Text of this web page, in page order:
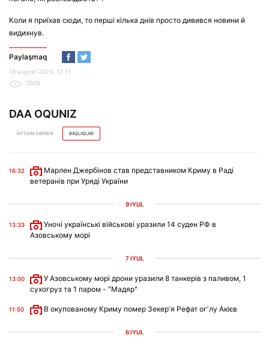
Коли я приїхав сюди, то перші кілька днів просто дивився новини й
видихнув.
Paylaşmaq
19 avgust 2024, 12:11
3526
DAA OQUNIZ
FOTORESIMDEN BAŞLIQLAR
16:32
Марлен Джербінов став представником Криму в Раді
ветеранів при Уряді України
9 IYÜL
13:33
Уночі українські військові уразили 14 суден РФ в
Азовському морі
7 IYÜL
13:00
У Азовському морі дрони уразили 8 танкерів з паливом, 1
сухогруз та 1 паром - "Мадяр"
11:50 В окупованому Криму помер Зекерʼя Рефат огʼлу Акієв
6 IYÜL